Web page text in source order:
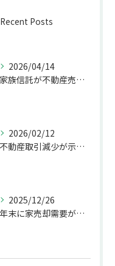
Recent Posts
2026/04/14
家族信託が不動産売却で生む具体的メリット
2026/02/12
不動産取引減少が示す市場の危機
2025/12/26
年末に家売却需要が増す理由解説